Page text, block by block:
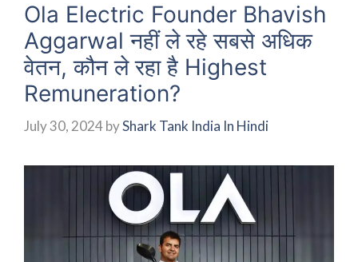
Ola Electric Founder Bhavish
Aggarwal नहीं ले रहे सबसे अधिक
वेतन, कौन ले रहा है Highest
Remuneration?
July 30, 2024byShark Tank India In Hindi